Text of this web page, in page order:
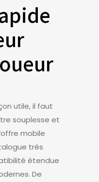
utile, il faut
souplesse et
mobile
très
étendue
De